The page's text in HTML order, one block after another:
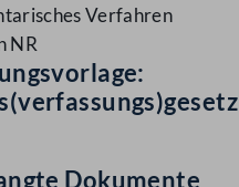
Verfahren
NR
Dokumente